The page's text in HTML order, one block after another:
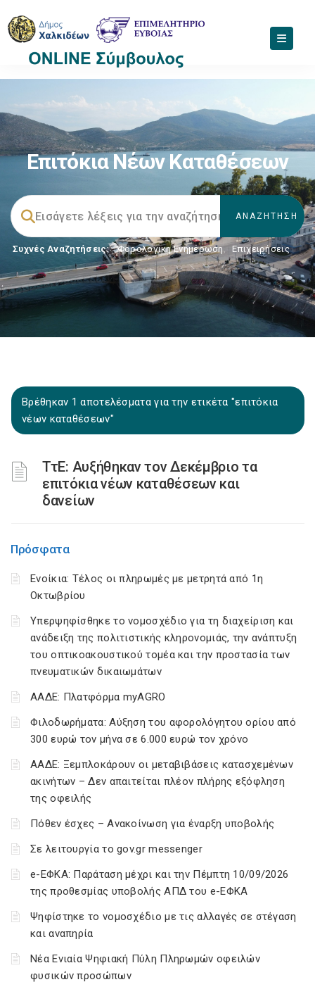
Επιτόκια Νέων Καταθέσεων
Συχνές Αναζητήσεις: Φορολογικη Ενημέρωση, Επιχειρήσεις
Βρέθηκαν 1 αποτελέσματα για την ετικέτα "επιτόκια
νέων καταθέσεων"
ΤτΕ: Αυξήθηκαν τον Δεκέμβριο τα
επιτόκια νέων καταθέσεων και
δανείων
Πρόσφατα
Ενοίκια: Τέλος οι πληρωμές με μετρητά από 1η
Οκτωβρίου
Υπερψηφίσθηκε το νομοσχέδιο για τη διαχείριση και
ανάδειξη της πολιτιστικής κληρονομιάς, την ανάπτυξη
του οπτικοακουστικού τομέα και την προστασία των
πνευματικών δικαιωμάτων
ΑΑΔΕ: Πλατφόρμα myAGRO
Φιλοδωρήματα: Αύξηση του αφορολόγητου ορίου από
300 ευρώ τον μήνα σε 6.000 ευρώ τον χρόνο
ΑΑΔΕ: Ξεμπλοκάρουν οι μεταβιβάσεις κατασχεμένων
ακινήτων – Δεν απαιτείται πλέον πλήρης εξόφληση
της οφειλής
Πόθεν έσχες – Ανακοίνωση για έναρξη υποβολής
Σε λειτουργία το gov.gr messenger
e-ΕΦΚΑ: Παράταση μέχρι και την Πέμπτη 10/09/2026
της προθεσμίας υποβολής ΑΠΔ του e-ΕΦΚΑ
Ψηφίστηκε το νομοσχέδιο με τις αλλαγές σε στέγαση
και αναπηρία
Νέα Ενιαία Ψηφιακή Πύλη Πληρωμών οφειλών
φυσικών προσώπων